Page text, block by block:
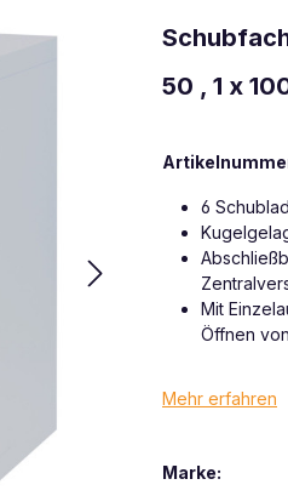
50 , 1 x
6
Mit
Öffnen
Mehr erfahren
Marke: